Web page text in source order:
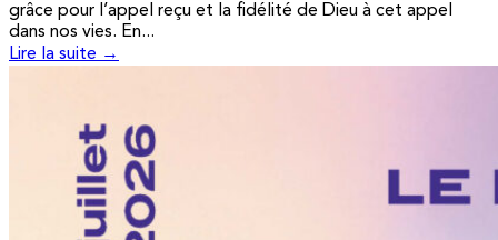
grâce pour l’appel reçu et la fidélité de Dieu à cet appel
dans nos vies. En...
Lire la suite →